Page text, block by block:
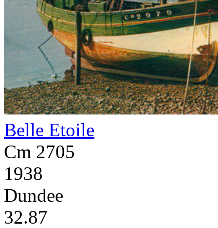
Belle Etoile
Cm 2705
1938
Dundee
32.87